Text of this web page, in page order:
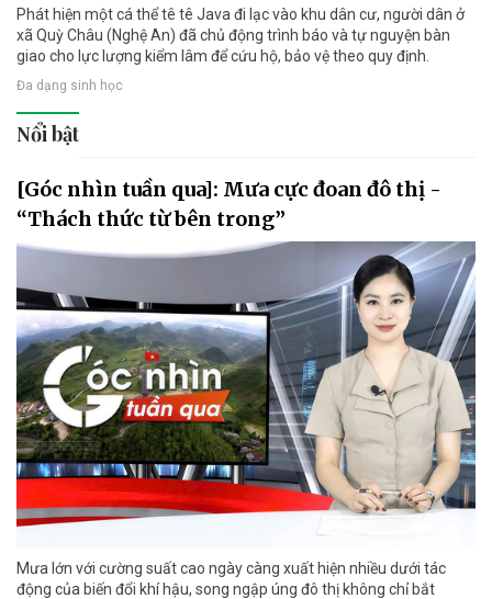
Phát hiện một cá thể tê tê Java đi lạc vào khu dân cư, người dân ở
xã Quỳ Châu (Nghệ An) đã chủ động trình báo và tự nguyện bàn
giao cho lực lượng kiểm lâm để cứu hộ, bảo vệ theo quy định.
Đa dạng sinh học
Nổi bật
[Góc nhìn tuần qua]: Mưa cực đoan đô thị -
“Thách thức từ bên trong”
Mưa lớn với cường suất cao ngày càng xuất hiện nhiều dưới tác
động của biến đổi khí hậu, song ngập úng đô thị không chỉ bắt